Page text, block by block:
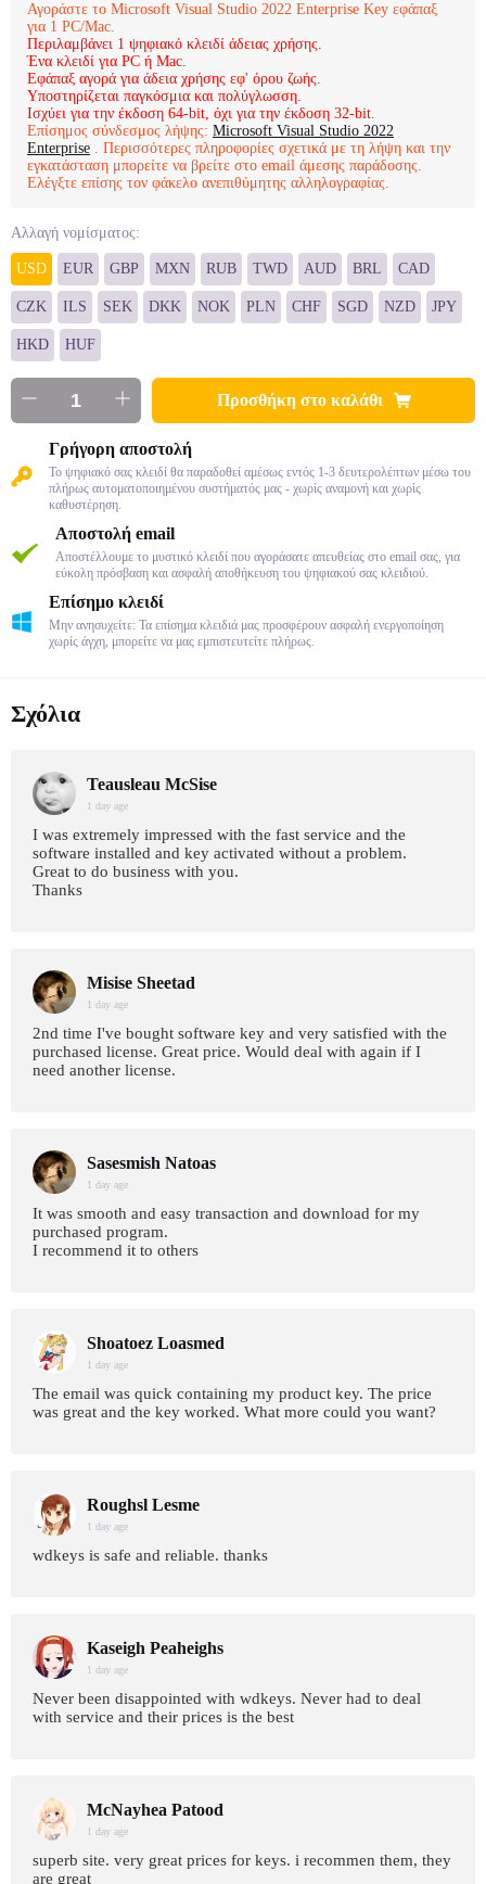
Αγοράστε το Microsoft Visual Studio 2022 Enterprise Key εφάπαξ
για 1 PC/Mac.
Περιλαμβάνει 1 ψηφιακό κλειδί άδειας χρήσης.
Ένα κλειδί για PC ή Mac.
Εφάπαξ αγορά για άδεια χρήσης εφ' όρου ζωής.
Υποστηρίζεται παγκόσμια και πολύγλωσση.
Ισχύει για την έκδοση 64-bit, όχι για την έκδοση 32-bit.
Επίσημος σύνδεσμος λήψης: Microsoft Visual Studio 2022
Enterprise . Περισσότερες πληροφορίες σχετικά με τη λήψη και την
εγκατάσταση μπορείτε να βρείτε στο email άμεσης παράδοσης.
Ελέγξτε επίσης τον φάκελο ανεπιθύμητης αλληλογραφίας.
Αλλαγή νομίσματος:
USD EUR GBP MXN RUB TWD AUD BRL CAD
CZK ILS SEK DKK NOK PLN CHF SGD NZD JPY
HKD HUF
Προσθήκη στο καλάθι
Γρήγορη αποστολή
Το ψηφιακό σας κλειδί θα παραδοθεί αμέσως εντός 1-3 δευτερολέπτων μέσω του
πλήρως αυτοματοποιημένου συστήματός μας - χωρίς αναμονή και χωρίς
καθυστέρηση.
Αποστολή email
Αποστέλλουμε το μυστικό κλειδί που αγοράσατε απευθείας στο email σας, για
εύκολη πρόσβαση και ασφαλή αποθήκευση του ψηφιακού σας κλειδιού.
Επίσημο κλειδί
Μην ανησυχείτε: Τα επίσημα κλειδιά μας προσφέρουν ασφαλή ενεργοποίηση
χωρίς άγχη, μπορείτε να μας εμπιστευτείτε πλήρως.
Σχόλια
Teausleau McSise
1 day age
I was extremely impressed with the fast service and the
software installed and key activated without a problem.
Great to do business with you.
Thanks
Misise Sheetad
1 day age
2nd time I've bought software key and very satisfied with the
purchased license. Great price. Would deal with again if I
need another license.
Sasesmish Natoas
1 day age
It was smooth and easy transaction and download for my
purchased program.
I recommend it to others
Shoatoez Loasmed
1 day age
The email was quick containing my product key. The price
was great and the key worked. What more could you want?
Roughsl Lesme
1 day age
wdkeys is safe and reliable. thanks
Kaseigh Peaheighs
1 day age
Never been disappointed with wdkeys. Never had to deal
with service and their prices is the best
McNayhea Patood
1 day age
superb site. very great prices for keys. i recommen them, they
are great